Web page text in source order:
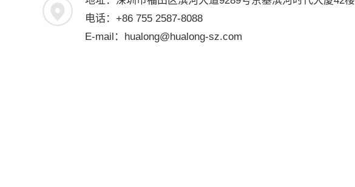
电话：+86 755 2587-8088
E-mail：hualong@hualong-sz.com